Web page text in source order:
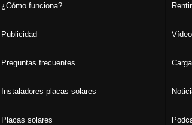
¿Cómo funciona?
Publicidad
Preguntas frecuentes
Instaladores placas solares
Placas solares